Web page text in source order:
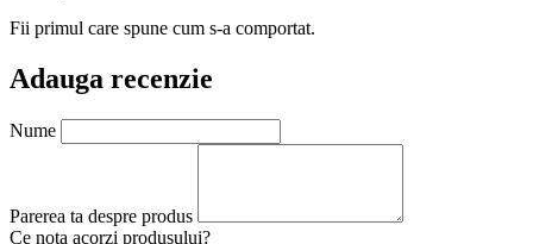
Fii primul care spune cum s-a comportat.
Adauga recenzie
Nume
Parerea ta despre produs
Ce nota acorzi produsului?